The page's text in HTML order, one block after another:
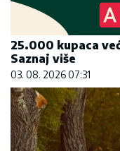
25.000 kupaca
Saznaj više
03. 08. 2026 07:31